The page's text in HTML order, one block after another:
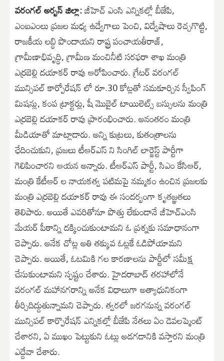
వరంగల్ అర్బన్ జిల్లా:జీహెచ్ ఎంసి ఎన్నిక‌ల్లో బీజేపి,
ఎంఐఎంలు ప్ర‌జ‌ల మ‌ధ్య ఉద్వేగాలు పెంచి, విద్వేషాలు రెచ్చ‌గొట్టి,
రాజ‌కీయ ల‌బ్ధి పొందా‌య‌ని రాష్ట్ర పంచాయ‌తీరాజ్,
గ్రామీణాభివృద్ధి, గ్రామీణ మంచినీటి స‌ర‌ఫ‌రా శాఖ మంత్రి
ఎర్ర‌బెల్లి ద‌యాక‌ర్ రావు ఆరోపించారు. గ్రేటర్ వరంగల్
మున్సిపల్ కార్పోరేషన్ లో రూ.30 కోట్లతో సమకూర్చిన స్వీపింగ్
మిషన్లు, కంప ట్రాక్టర్లు, షీ మొబైల్ టాయిలెట్స్ బస్సులను మంత్రి
ఎర్రబెల్లి దయాకర్ రావు ప్రారంభించారు. అనంతరం మంత్రి
మీడియాతో మాట్లాడారు. అన్ని కుట్ర‌లు, కుతంత్రాల‌ను
ఛేదించుకుని, ప్ర‌జ‌లు టీఆర్ఎస్ ని సింగిల్ లార్జెస్ట్ పార్టీగా
గెలిపించార‌ని ఆయ‌న అన్నారు. టీఆర్ఎస్ పార్టీ, సిఎం కేసిఆర్,
మంత్రి కేటీఆర్ ల నాయ‌క‌త్వ ప‌టిమ‌పై న‌మ్మ‌కం ఉంచిన‌ ప్ర‌జ‌ల‌కు
మంత్రి ఎర్రబెల్లి దయాకర్ రావు ఈ సందర్భంగా కృత‌జ్ఞ‌త‌లు
తెలిపారు. అయితే ఎవ‌రితోనూ పొత్తు లేకుండానే జీహెచ్ఎంసి
మేయ‌ర్ పీఠాన్ని ద‌క్కించుకుంటామ‌ని ఓ ప్ర‌శ్న‌కు స‌మాధానంగా
చెప్పారు. అనేక చోట్ల అతి త‌క్కువ ఓట్ల‌కే ఓడిపోయామ‌ని
చెప్పారు. అయితే, ఓట‌మికి గ‌ల కార‌ణాలను పార్టీలో స‌మీక్ష
చేసుకుంటామ‌ని స్పష్టం చేశారు. హైద‌రాబాద్ త‌ర‌హాలోనే
వ‌రంగ‌ల్ మ‌హాన‌గ‌రాన్ని అనేక విధాలుగా అత్యాధునికంగా
తీర్చిదిద్దుతున్నామ‌ని చెప్పారు. త్వ‌ర‌లో జ‌ర‌గ‌నున్న‌ వ‌రంగ‌ల్
మున్సిపల్ కార్పొరేష‌న్ ఎన్నికల్లో బీజేపి నేత‌లు ఏం డెవలప్మెంట్
చేశార‌ని, ఏ ముఖం పెట్టుకుని ఓట్లు అడ‌గ‌డానికి వ‌స్తార‌ని మంత్రి
ఎద్దేవా చేశారు.